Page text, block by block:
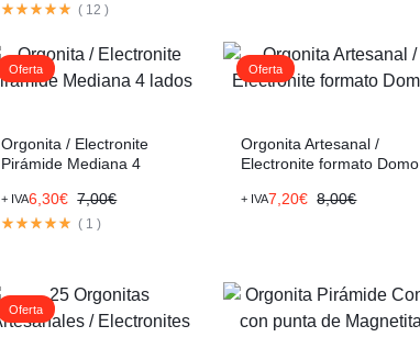
( 12 )
Oferta
Orgonita / Electronite
Pirámide Mediana 4
7,00€
6,30€
+ IVA
( 1 )
Oferta
Orgonita Artesanal /
Electronite formato Domo
8,00€
7,20€
+ IVA
Oferta